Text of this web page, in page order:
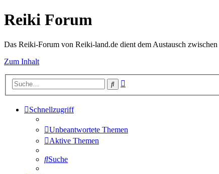
Reiki Forum
Das Reiki-Forum von Reiki-land.de dient dem Austausch
Zum Inhalt
Suche
Schnellzugriff
Unbeantwortete Themen
Aktive Themen
Suche